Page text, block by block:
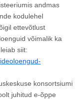
andmas
kodulehel
ettevõtlust
võimalik ka
siit:
konsortsiumi
juhitud e-õppe